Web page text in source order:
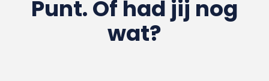
Punt. Of had jij nog
wat?